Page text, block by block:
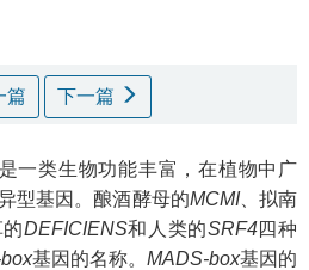
篇 下一篇
一类生物功能丰富，在植物中广
型基因。酿酒酵母的MCMI、拟南
的DEFICIENS和人类的SRF4四种
基因的名称。 MADS-box基因的